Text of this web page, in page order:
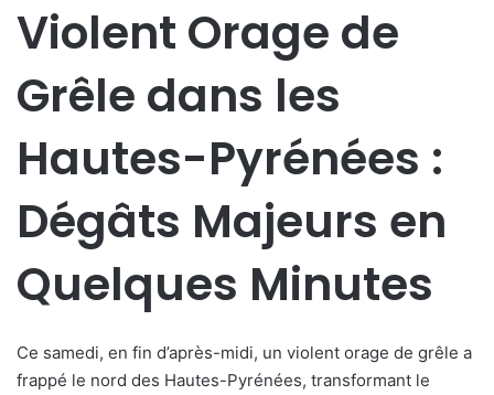
Violent Orage de
Grêle dans les
Hautes-Pyrénées :
Dégâts Majeurs en
Quelques Minutes
Ce samedi, en fin d’après-midi, un violent orage de grêle a
frappé le nord des Hautes-Pyrénées, transformant le